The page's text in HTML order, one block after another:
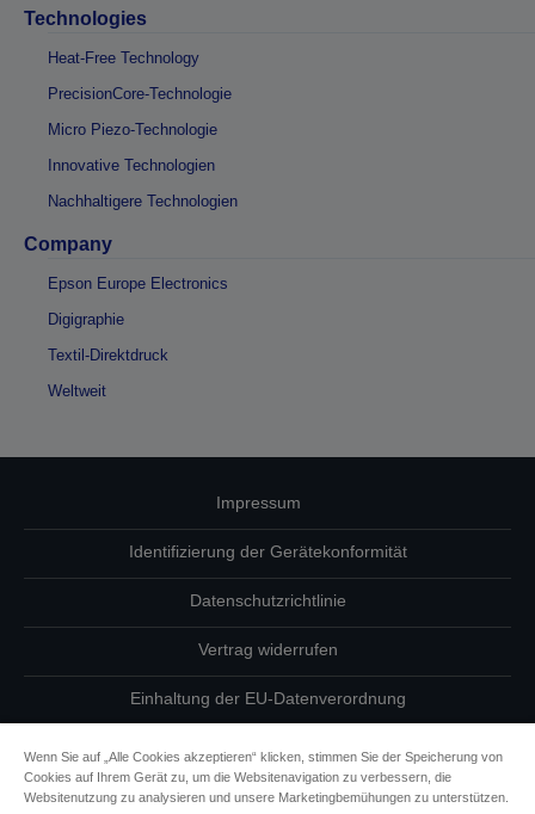
Technologies
Heat-Free Technology
PrecisionCore-Technologie
Micro Piezo-Technologie
Innovative Technologien
Nachhaltigere Technologien
Company
Epson Europe Electronics
Digigraphie
Textil-Direktdruck
Weltweit
Impressum
Identifizierung der Gerätekonformität
Datenschutzrichtlinie
Vertrag widerrufen
Einhaltung der EU-Datenverordnung
Informationen zu Cookies
Wenn Sie auf „Alle Cookies akzeptieren“ klicken, stimmen Sie der Speicherung von
Cookies auf Ihrem Gerät zu, um die Websitenavigation zu verbessern, die
Websitenutzung zu analysieren und unsere Marketingbemühungen zu unterstützen.